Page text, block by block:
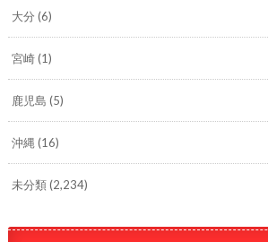
大分 (6)
宮崎(1)
鹿児島 (5)
沖縄(16)
未分類(2,234)